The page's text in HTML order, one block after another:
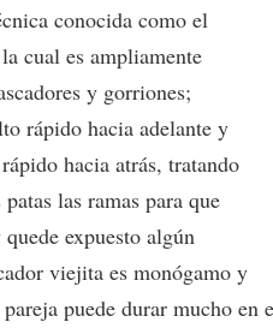
conocida como el
cual es ampliamente
y gorriones;
rápido hacia adelante y
hacia atrás, tratando
las ramas para que
expuesto algún
viejita es monógamo y
puede durar mucho